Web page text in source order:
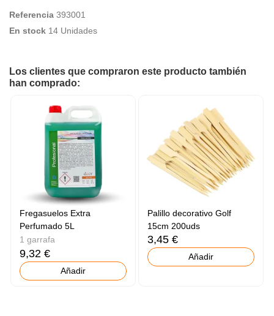
Referencia 393001
En stock 14 Unidades
Los clientes que compraron este producto también
han comprado:
Fregasuelos Extra
Perfumado 5L
1 garrafa
9,32 €
Añadir
Palillo decorativo Golf
15cm 200uds
3,45 €
Añadir